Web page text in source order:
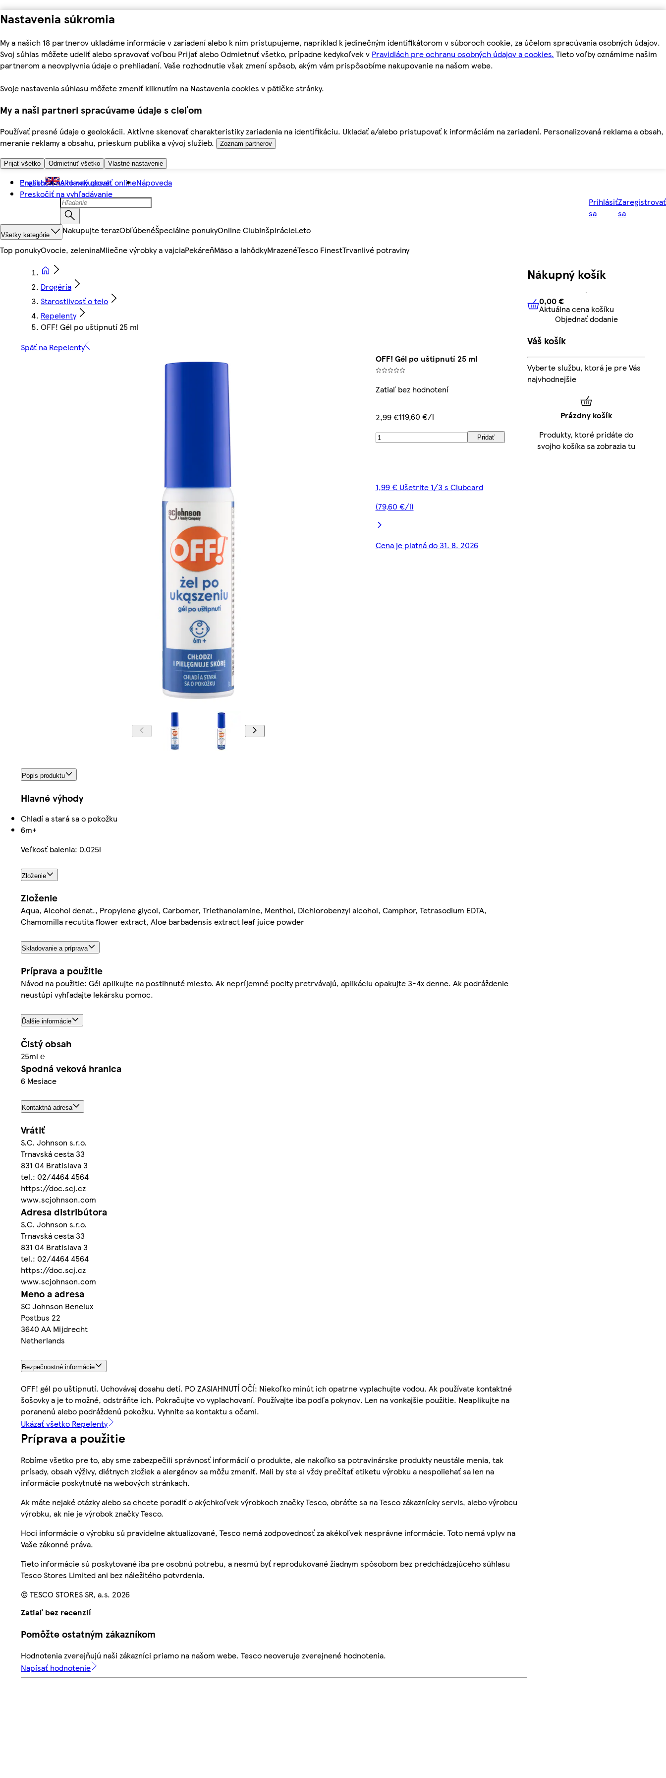
Nastavenia súkromia
My a našich 18 partnerov ukladáme informácie v zariadení alebo k nim pristupujeme, napríklad k jedinečným identifikátorom v súboroch cookie, za účelom spracúvania osobných údajov.
Svoj súhlas môžete udeliť alebo spravovať voľbou Prijať alebo Odmietnuť všetko, prípadne kedykoľvek v Pravidlách pre ochranu osobných údajov a cookies. Tieto voľby oznámime našim
partnerom a neovplyvnia údaje o prehliadaní. Vaše rozhodnutie však zmení spôsob, akým vám prispôsobíme nakupovanie na našom webe.
Svoje nastavenia súhlasu môžete zmeniť kliknutím na Nastavenia cookies v pätičke stránky.
My a naši partneri spracúvame údaje s cieľom
Používať presné údaje o geolokácii. Aktívne skenovať charakteristiky zariadenia na identifikáciu. Ukladať a/alebo pristupovať k informáciám na zariadení. Personalizovaná reklama a obsah,
meranie reklamy a obsahu, prieskum publika a vývoj služieb.
Zoznam partnerov
Prijať všetko Odmietnuť všetko Vlastné nastavenie
Preskočiť na hlavný obsah
Preskočiť na vyhľadávanie
English Ako nakupovať onlineNápoveda
Prihlásiť
sa
Zaregistrovať
sa
Všetky kategórie Nakupujte terazObľúbenéŠpeciálne ponukyOnline ClubInšpirácieLeto
Top ponukyOvocie, zeleninaMliečne výrobky a vajciaPekáreňMäso a lahôdkyMrazenéTesco FinestTrvanlivé potraviny
Drogéria
Starostlivosť o telo
Repelenty
OFF! Gél po uštipnutí 25 ml
Späť na Repelenty
OFF! Gél po uštipnutí 25 ml
Zatiaľ bez hodnotení
2,99 €119,60 €/l
Pridať
1,99 € Ušetrite 1/3 s Clubcard
(79,60 €/l)
Cena je platná do 31. 8. 2026
Popis produktu
Hlavné výhody
Chladí a stará sa o pokožku
6m+
Veľkosť balenia: 0.025l
Zloženie
Zloženie
Aqua, Alcohol denat., Propylene glycol, Carbomer, Triethanolamine, Menthol, Dichlorobenzyl alcohol, Camphor, Tetrasodium EDTA,
Chamomilla recutita flower extract, Aloe barbadensis extract leaf juice powder
Skladovanie a príprava
Príprava a použitie
Návod na použitie: Gél aplikujte na postihnuté miesto. Ak nepríjemné pocity pretrvávajú, aplikáciu opakujte 3-4x denne. Ak podráždenie
neustúpi vyhľadajte lekársku pomoc.
Ďalšie informácie
Čistý obsah
25ml ℮
Spodná veková hranica
6 Mesiace
Kontaktná adresa
Vrátiť
S.C. Johnson s.r.o.
Trnavská cesta 33
831 04 Bratislava 3
tel.: 02/4464 4564
https://doc.scj.cz
www.scjohnson.com
Adresa distribútora
S.C. Johnson s.r.o.
Trnavská cesta 33
831 04 Bratislava 3
tel.: 02/4464 4564
https://doc.scj.cz
www.scjohnson.com
Meno a adresa
SC Johnson Benelux
Postbus 22
3640 AA Mijdrecht
Netherlands
Bezpečnostné informácie
OFF! gél po uštipnutí. Uchovávaj dosahu detí. PO ZASIAHNUTÍ OČÍ: Niekoľko minút ich opatrne vyplachujte vodou. Ak používate kontaktné
šošovky a je to možné, odstráňte ich. Pokračujte vo vyplachovaní. Používajte iba podľa pokynov. Len na vonkajšie použitie. Neaplikujte na
poranenú alebo podráždenú pokožku. Vyhnite sa kontaktu s očami.
Ukázať všetko Repelenty
Príprava a použitie
Robíme všetko pre to, aby sme zabezpečili správnosť informácií o produkte, ale nakoľko sa potravinárske produkty neustále menia, tak
prísady, obsah výživy, diétnych zložiek a alergénov sa môžu zmeniť. Mali by ste si vždy prečítať etiketu výrobku a nespoliehať sa len na
informácie poskytnuté na webových stránkach.
Ak máte nejaké otázky alebo sa chcete poradiť o akýchkoľvek výrobkoch značky Tesco, obráťte sa na Tesco zákaznícky servis, alebo výrobcu
výrobku, ak nie je výrobok značky Tesco.
Hoci informácie o výrobku sú pravidelne aktualizované, Tesco nemá zodpovednosť za akékoľvek nesprávne informácie. Toto nemá vplyv na
Vaše zákonné práva.
Tieto informácie sú poskytované iba pre osobnú potrebu, a nesmú byť reprodukované žiadnym spôsobom bez predchádzajúceho súhlasu
Tesco Stores Limited ani bez náležitého potvrdenia.
© TESCO STORES SR, a.s. 2026
Zatiaľ bez recenzií
Pomôžte ostatným zákazníkom
Hodnotenia zverejňujú naši zákazníci priamo na našom webe. Tesco neoveruje zverejnené hodnotenia.
Napísať hodnotenie
Nákupný košík
0,00 € Aktuálna cena košíku
0,00 €
Aktuálna cena košíku
Objednať dodanie
Váš košík
Vyberte službu, ktorá je pre Vás
najvhodnejšie
Prázdny košík
Produkty, ktoré pridáte do
svojho košíka sa zobrazia tu